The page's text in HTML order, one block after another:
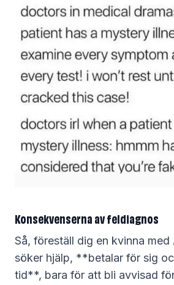
Konsekvenserna av feldiagnos
Så, föreställ dig en kvinna med
söker hjälp, **betalar för sig
tid**, bara för att bli avvisad